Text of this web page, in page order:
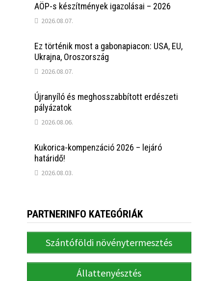
AÖP-s készítmények igazolásai – 2026
2026.08.07.
Ez történik most a gabonapiacon: USA, EU,
Ukrajna, Oroszország
2026.08.07.
Újranyíló és meghosszabbított erdészeti
pályázatok
2026.08.06.
Kukorica-kompenzáció 2026 – lejáró
határidő!
2026.08.03.
PARTNERINFO KATEGÓRIÁK
Szántóföldi növénytermesztés
Állattenyésztés